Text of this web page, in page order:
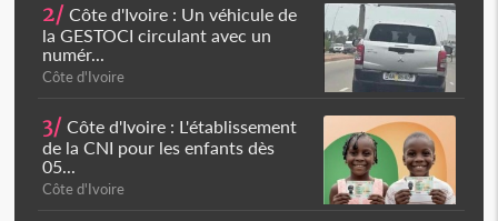
2/ Côte d'Ivoire : Un véhicule de
la GESTOCI circulant avec un
numér...
Côte d'Ivoire
3/ Côte d'Ivoire : L'établissement
de la CNI pour les enfants dès
05...
Côte d'Ivoire